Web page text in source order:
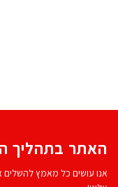
האתר בתהליך
אנו עושים כל מאמץ